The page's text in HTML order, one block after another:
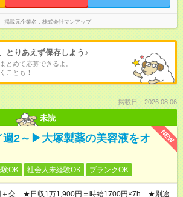
掲載元企業名 株式会社マンアップ
とりあえず保存しよう♪
とめて応募できるよ。
ことも！
掲載日：2026.08.06
未読
NEW
週2～▶大塚製薬の美容液をオ
OK 社会人未経験OK ブランクOK
＋交 ★日収1万1,900円＝時給1700円×7h ★別途